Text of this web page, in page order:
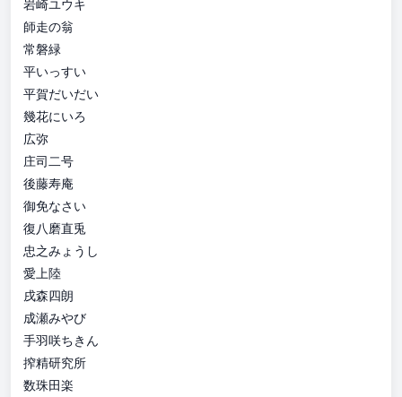
岩崎ユウキ
師走の翁
常磐緑
平いっすい
平賀だいだい
幾花にいろ
広弥
庄司二号
後藤寿庵
御免なさい
復八磨直兎
忠之みょうし
愛上陸
戌森四朗
成瀬みやび
手羽咲ちきん
搾精研究所
数珠田楽